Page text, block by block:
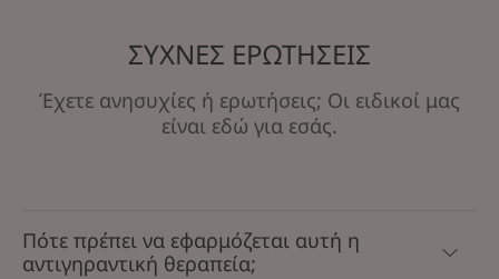
ΣΥΧΝΕΣ ΕΡΩΤΗΣΕΙΣ
Έχετε ανησυχίες ή ερωτήσεις; Οι ειδικοί μας
είναι εδώ για εσάς.
Πότε πρέπει να εφαρμόζεται αυτή η
αντιγηραντική θεραπεία;